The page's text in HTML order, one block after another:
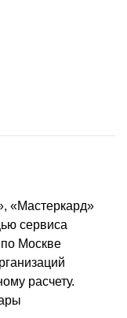
«Мастеркард»
сервиса
Москве
расчету.